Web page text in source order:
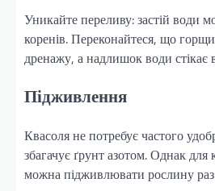
Уникайте переливу: застій води
коренів. Переконайтеся, що
дренажу, а надлишок води стікає
Підживлення
Квасоля не потребує частого
збагачує ґрунт азотом. Однак
можна підживлювати рослину